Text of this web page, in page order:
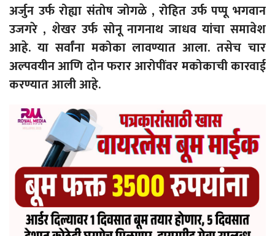
अर्जुन उर्फ ​​रोह्या संतोष जोगळे , रोहित उर्फ ​पप्पू भगवान
उजगरे , शेखर उर्फ ​सोनू नागनाथ जाधव यांचा समावेश
आहे. या सर्वांना मकोका लावण्यात आला. तसेच चार
अल्पवयीन आणि दोन फरार आरोपींवर मकोकाची कारवाई
करण्यात आली आहे.